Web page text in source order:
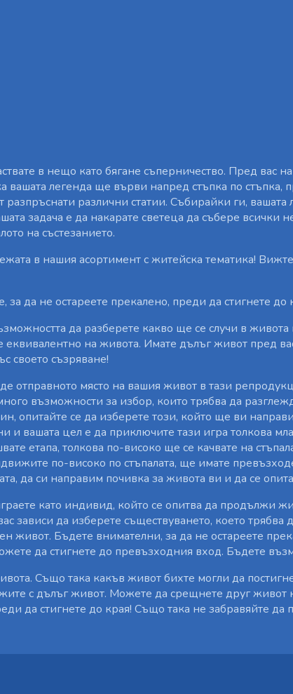
в нещо като бягане съперничество. Пред вас
вашата легенда ще върви напред стъпка по стъпка,
различни статии. Събирайки ги,
задача е да накарате светеца да събере всички
на състезанието.
в нашия асортимент с житейска тематика!
да не остареете прекалено, преди да стигнете до
да разберете какво ще се случи в
на живота. Имате дълъг живот пред
своето съзряване!
отправното място на вашия живот в тази
възможности за избор, които трябва да
опитайте се да изберете този, който ще ви
вашата цел е да приключите тази игра толкова
етапа, толкова по-високо ще се качвате на
по-високо по стъпалата, ще имате
да си направим почивка за живота ви и да се
като индивид, който се опитва да продължи
зависи да изберете съществуването, което трябва
живот. Бъдете внимателни, за да не остареете
да стигнете до превъзходния вход. Бъдете
Също така какъв живот бихте могли да
с дълъг живот. Можете да срещнете друг живот
да стигнете до края! Също така не забравяйте да